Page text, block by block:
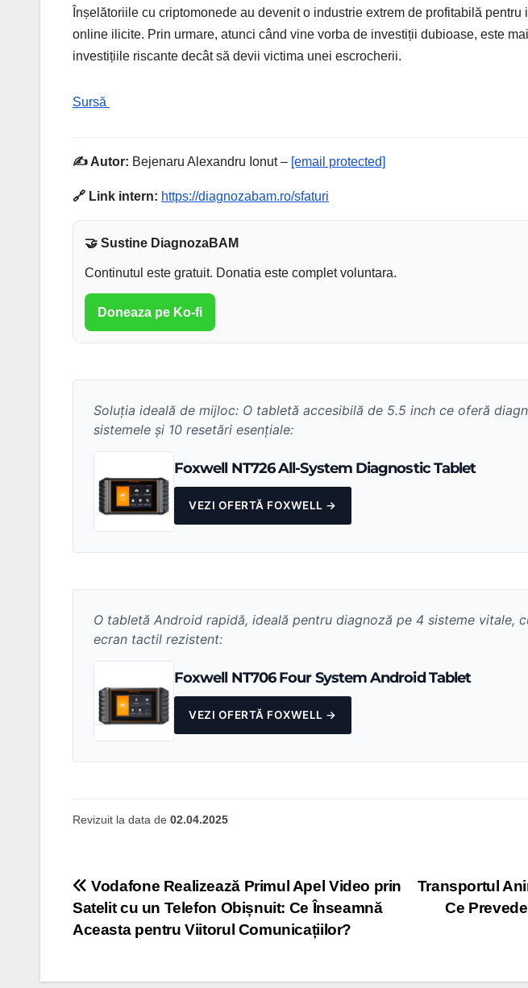
Înșelătoriile cu criptomonede au devenit o industrie extrem de profitabilă
online ilicite. Prin urmare, atunci când vine vorba de investiții dubioase, este
investițiile riscante decât să devii victima unei escrocherii.
Sursă
✍️ Autor: Bejenaru Alexandru Ionut – [email protected]
🔗 Link intern: https://diagnozabam.ro/sfaturi
🤝 Sustine DiagnozaBAM
Continutul este gratuit. Donatia este complet voluntara.
Doneaza pe Ko-fi
Soluția ideală de mijloc: O tabletă accesibilă de 5.5 inch ce oferă
sistemele și 10 resetări esențiale:
Foxwell NT726 All-System Diagnostic Tablet
VEZI OFERTĂ FOXWELL →
O tabletă Android rapidă, ideală pentru diagnoză pe 4 sisteme vitale,
ecran tactil rezistent:
Foxwell NT706 Four System Android Tablet
VEZI OFERTĂ FOXWELL →
Revizuit la data de 02.04.2025
Navigare
în
Transportul
Ce
Vodafone Realizează Primul Apel Video prin
Satelit cu un Telefon Obișnuit: Ce Înseamnă
Aceasta pentru Viitorul Comunicațiilor?